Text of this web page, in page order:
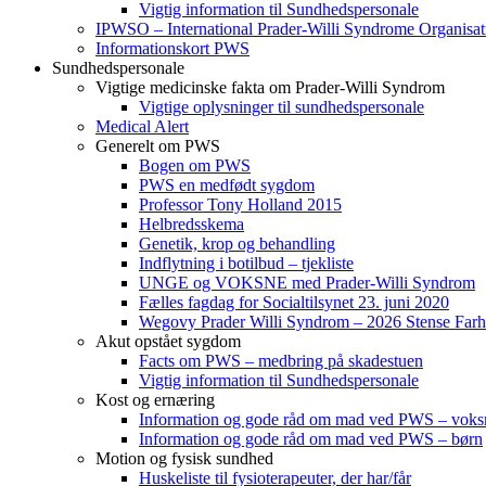
Vigtig information til Sundhedspersonale
IPWSO – International Prader-Willi Syndrome
Informationskort PWS
Sundhedspersonale
Vigtige medicinske fakta om Prader-Willi Syndrom
Vigtige oplysninger til sundhedspersonale
Medical Alert
Generelt om PWS
Bogen om PWS
PWS en medfødt sygdom
Professor Tony Holland 2015
Helbredsskema
Genetik, krop og behandling
Indflytning i botilbud – tjekliste
UNGE og VOKSNE med Prader-Willi Syndrom
Fælles fagdag for Socialtilsynet 23. juni 2020
Wegovy Prader Willi Syndrom – 2026 Stense
Akut opstået sygdom
Facts om PWS – medbring på skadestuen
Vigtig information til Sundhedspersonale
Kost og ernæring
Information og gode råd om mad ved PWS –
Information og gode råd om mad ved PWS – børn
Motion og fysisk sundhed
Huskeliste til fysioterapeuter, der har/får